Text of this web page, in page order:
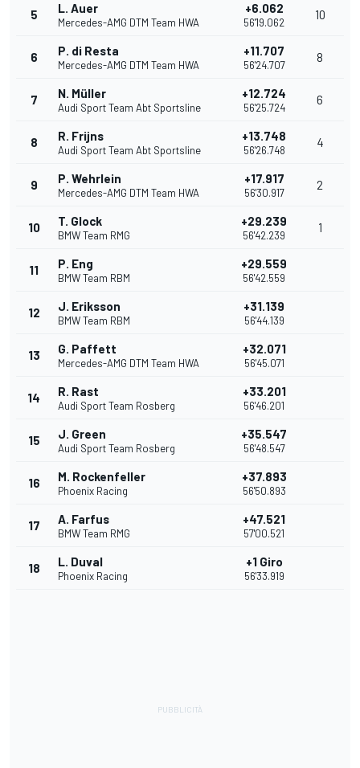
5 L. Auer
Mercedes-AMG DTM Team HWA
+6.062
56'19.062
10
6 P. di Resta
Mercedes-AMG DTM Team HWA
+11.707
56'24.707
8
7 N. Müller
Audi Sport Team Abt Sportsline
+12.724
56'25.724
6
8 R. Frijns
Audi Sport Team Abt Sportsline
+13.748
56'26.748
4
9 P. Wehrlein
Mercedes-AMG DTM Team HWA
+17.917
56'30.917
2
10 T. Glock
BMW Team RMG
+29.239
56'42.239
1
11 P. Eng
BMW Team RBM
+29.559
56'42.559
12 J. Eriksson
BMW Team RBM
+31.139
56'44.139
13 G. Paffett
Mercedes-AMG DTM Team HWA
+32.071
56'45.071
14 R. Rast
Audi Sport Team Rosberg
+33.201
56'46.201
15 J. Green
Audi Sport Team Rosberg
+35.547
56'48.547
16 M. Rockenfeller
Phoenix Racing
+37.893
56'50.893
17 A. Farfus
BMW Team RMG
+47.521
57'00.521
18 L. Duval
Phoenix Racing
+1 Giro
56'33.919